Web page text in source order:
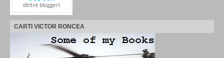
CARTI VICTOR RONCEA